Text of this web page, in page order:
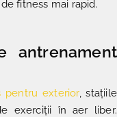
fitness mai rapid.
antrenament
pentru exterior, stațiile
exerciții în aer liber.